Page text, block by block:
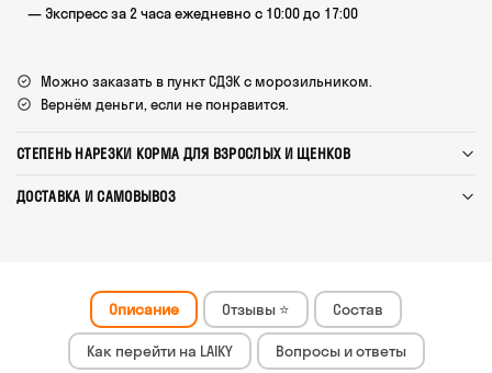
— Экспресс за 2 часа ежедневно с 10:00 до 17:00
Можно заказать в пункт СДЭК с морозильником.
Вернём деньги, если не понравится.
СТЕПЕНЬ НАРЕЗКИ КОРМА ДЛЯ ВЗРОСЛЫХ И ЩЕНКОВ
ДОСТАВКА И САМОВЫВОЗ
Описание Отзывы ⭐ Состав
Как перейти на LAIKY Вопросы и ответы